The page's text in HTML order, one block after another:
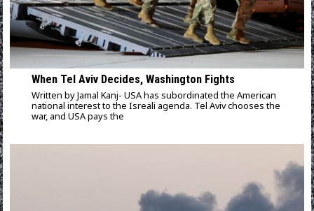
When Tel Aviv Decides, Washington Fights
Written by Jamal Kanj- USA has subordinated the American
national interest to the Isreali agenda. Tel Aviv chooses the
war, and USA pays the